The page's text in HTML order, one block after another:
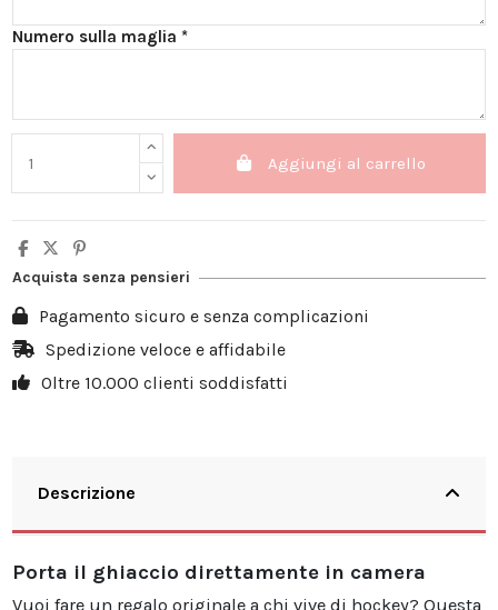
Numero sulla maglia *
Aggiungi al carrello
Acquista senza pensieri
Pagamento sicuro e senza complicazioni
Spedizione veloce e affidabile
Oltre 10.000 clienti soddisfatti
Descrizione
Porta il ghiaccio direttamente in camera
Vuoi fare un regalo originale a chi vive di hockey? Questa